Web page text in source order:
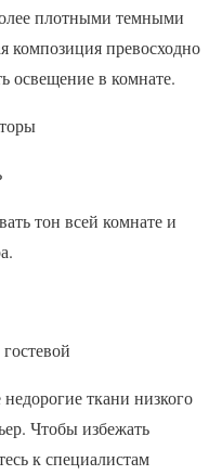
плотными темными
композиция превосходно
освещение в комнате.
тон всей комнате и
ткани низкого
Чтобы избежать
к специалистам